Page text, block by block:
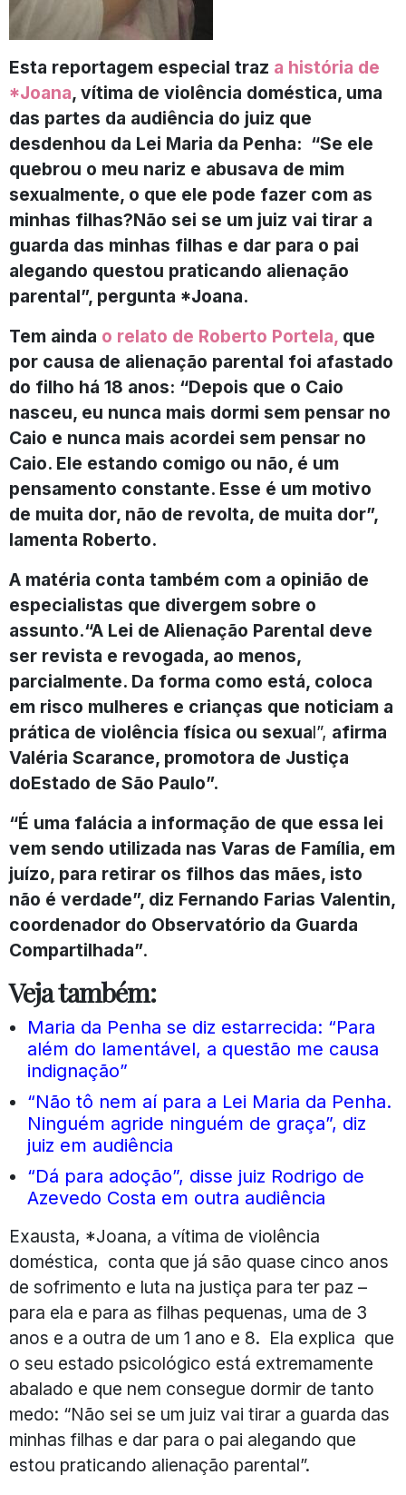
Esta reportagem especial traz a história de
*Joana, vítima de violência doméstica, uma
das partes da audiência do juiz que
desdenhou da Lei Maria da Penha: “Se ele
quebrou o meu nariz e abusava de mim
sexualmente, o que ele pode fazer com as
minhas filhas?Não sei se um juiz vai tirar a
guarda das minhas filhas e dar para o pai
alegando questou praticando alienação
parental”, pergunta *Joana.
Tem ainda o relato de Roberto Portela, que
por causa de alienação parental foi afastado
do filho há 18 anos: “Depois que o Caio
nasceu, eu nunca mais dormi sem pensar no
Caio e nunca mais acordei sem pensar no
Caio. Ele estando comigo ou não, é um
pensamento constante. Esse é um motivo
de muita dor, não de revolta, de muita dor”,
lamenta Roberto.
A matéria conta também com a opinião de
especialistas que divergem sobre o
assunto.“A Lei de Alienação Parental deve
ser revista e revogada, ao menos,
parcialmente. Da forma como está, coloca
em risco mulheres e crianças que noticiam a
prática de violência física ou sexual”, afirma
Valéria Scarance, promotora de Justiça
doEstado de São Paulo”.
“É uma falácia a informação de que essa lei
vem sendo utilizada nas Varas de Família, em
juízo, para retirar os filhos das mães, isto
não é verdade”, diz Fernando Farias Valentin,
coordenador do Observatório da Guarda
Compartilhada”.
Veja também:
Maria da Penha se diz estarrecida: “Para
além do lamentável, a questão me causa
indignação”
“Não tô nem aí para a Lei Maria da Penha.
Ninguém agride ninguém de graça”, diz
juiz em audiência
“Dá para adoção”, disse juiz Rodrigo de
Azevedo Costa em outra audiência
Exausta, *Joana, a vítima de violência
doméstica, conta que já são quase cinco anos
de sofrimento e luta na justiça para ter paz –
para ela e para as filhas pequenas, uma de 3
anos e a outra de um 1 ano e 8. Ela explica que
o seu estado psicológico está extremamente
abalado e que nem consegue dormir de tanto
medo: “Não sei se um juiz vai tirar a guarda das
minhas filhas e dar para o pai alegando que
estou praticando alienação parental”.